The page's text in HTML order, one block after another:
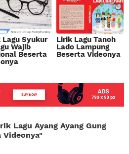
Lagu Syukur
Wajib
Beserta
Lirik Lagu Tanoh
Lado Lampung
Beserta Videonya
Lagu Ayang Ayang Gung
Videonya"